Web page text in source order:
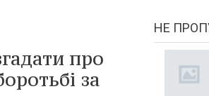
про
за
НЕ